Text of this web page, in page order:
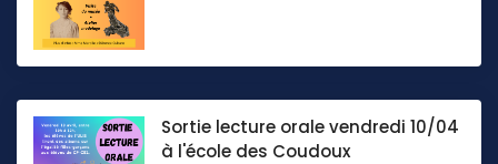
Sortie lecture orale vendredi 10/04
à l'école des Coudoux